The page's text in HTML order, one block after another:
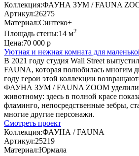
Коллекция:ФАУНА ЗУМ / FAUNA
Артикул:26275
Материал:Синтеко+
Площадь стены:14 м2
Цена:70 000 р
Уютная и нежная комната для
В 2021 году студия Wall Street
FAUNA, которая полюбилась многим
году герои этой коллекции
ФАУНА ЗУМ / FAUNA ZOOM уделили
животному: здесь в полной красе
фламинго, непосредственные зебры,
многие другие персонажи.
Смотреть проект
Коллекция:ФАУНА / FAUNA
Артикул:25219
Материал:Юрмала